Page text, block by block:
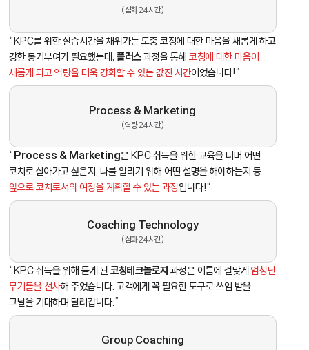
(심화 24시간)
“KPC를 위한 실습시간을 채워가는 도중 코칭에 대한 마음을 새롭게 하고
강한 동기부여가 필요했는데,플러스과정을 통해코칭에 대한 마음이
새롭게 되고 역량을 더욱 강화할 수 있는 값진 시간이었습니다!”
Process & Marketing
(역량 24시간)
“ Process & Marketing은 KPC 취득을 위한 교육을 너머 어떤
코치로 살아가고 싶은지, 나를 알리기 위해 어떤 설명을 해야하는지 등
앞으로 코치로서의 여정을 계획할 수 있는 과정입니다!“
Coaching Technology
(심화 24시간)
“KPC 취득을 위해 듣게 된코칭테크놀로지 과정은 이름에 걸맞게엄청난
무기들을 선사해 주었습니다. 고객에게 꼭 필요한 도구로 쓰임 받을
그날을 기대하며 달려갑니다.”
Group Coaching